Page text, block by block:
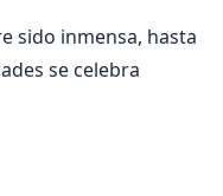
sido inmensa, hasta
se celebra